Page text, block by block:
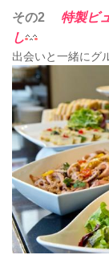
その2 特製ビ
し
出会いと一緒にグ